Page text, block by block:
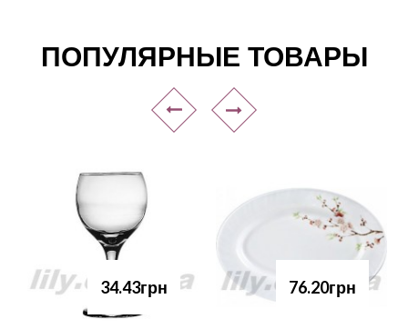
ПОПУЛЯРНЫЕ ТОВАРЫ
34.43грн 76.20грн